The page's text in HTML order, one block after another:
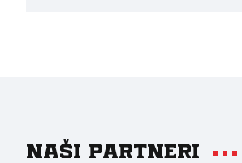
Naši partneri